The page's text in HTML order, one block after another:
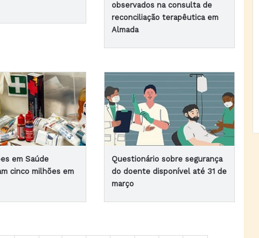
observados na consulta de
reconciliação terapêutica em
Almada
em Saúde
cinco milhões em
Questionário sobre segurança
do doente disponível até 31 de
março